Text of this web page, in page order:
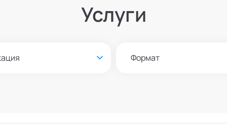
Услуги
Формат
Офлайн
вы зачисляетесь/уже зачислены в качестве слушателя